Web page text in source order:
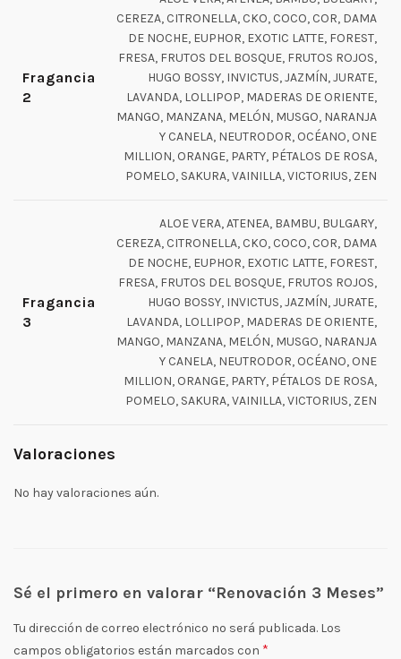
Fragancia
2
CEREZA, CITRONELLA, CKO, COCO, COR, DAMA
DE NOCHE, EUPHOR, EXOTIC LATTE, FOREST,
FRESA, FRUTOS DEL BOSQUE, FRUTOS ROJOS,
HUGO BOSSY, INVICTUS, JAZMÍN, JURATE,
LAVANDA, LOLLIPOP, MADERAS DE ORIENTE,
MANGO, MANZANA, MELÓN, MUSGO, NARANJA
Y CANELA, NEUTRODOR, OCÉANO, ONE
MILLION, ORANGE, PARTY, PÉTALOS DE ROSA,
POMELO, SAKURA, VAINILLA, VICTORIUS, ZEN
Fragancia
3
ALOE VERA, ATENEA, BAMBU, BULGARY,
CEREZA, CITRONELLA, CKO, COCO, COR, DAMA
DE NOCHE, EUPHOR, EXOTIC LATTE, FOREST,
FRESA, FRUTOS DEL BOSQUE, FRUTOS ROJOS,
HUGO BOSSY, INVICTUS, JAZMÍN, JURATE,
LAVANDA, LOLLIPOP, MADERAS DE ORIENTE,
MANGO, MANZANA, MELÓN, MUSGO, NARANJA
Y CANELA, NEUTRODOR, OCÉANO, ONE
MILLION, ORANGE, PARTY, PÉTALOS DE ROSA,
POMELO, SAKURA, VAINILLA, VICTORIUS, ZEN
Valoraciones
No hay valoraciones aún.
Sé el primero en valorar “Renovación 3 Meses”
Tu dirección de correo electrónico no será publicada. Los
campos obligatorios están marcados con *